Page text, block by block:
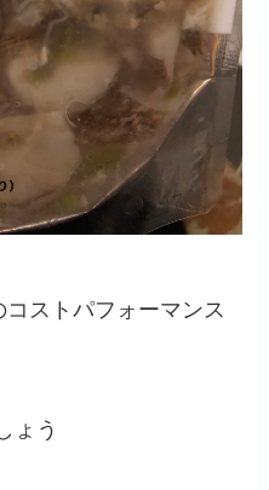
ストパフォーマンス
ょう